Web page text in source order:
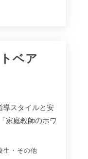
ベア
導スタイルと安
家庭教師のホワ
生 ・ その他